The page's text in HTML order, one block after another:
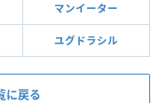
マンイーター
ユグドラシル
に戻る